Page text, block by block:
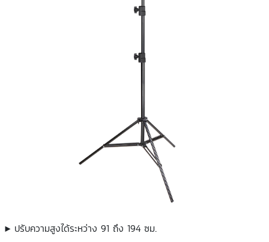
▶︎ ปรับความสูงได้ระหว่าง 91 ถึง 194 ซม.